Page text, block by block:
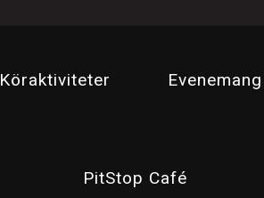
Köraktiviteter Evenemang
PitStop Café